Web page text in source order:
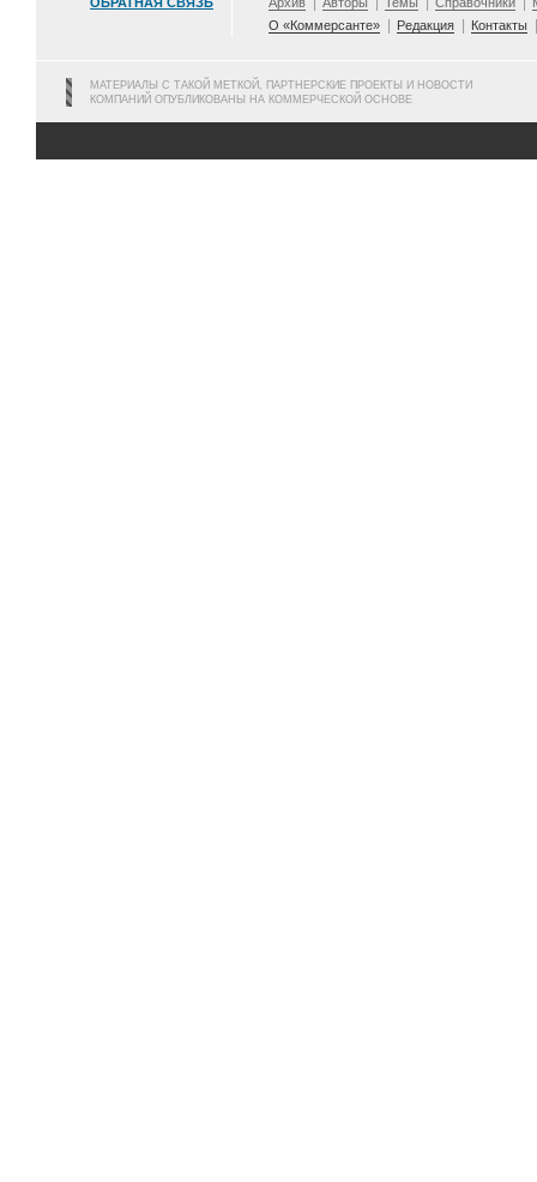
О «Коммерсанте»
Редакция Контакты
МАТЕРИАЛЫ С ТАКОЙ МЕТКОЙ, ПАРТНЕРСКИЕ ПРОЕКТЫ И НОВОСТИ
КОМПАНИЙ ОПУБЛИКОВАНЫ НА КОММЕРЧЕСКОЙ ОСНОВЕ